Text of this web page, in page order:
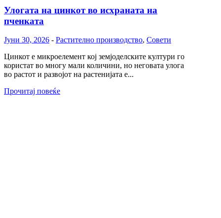
Улогата на цинкот во исхраната на
пченката
Јуни 30, 2026 - Растително производство, Совети
Цинкот е микроелемент кој земјоделските култури го
користат во многу мали количини, но неговата улога
во растот и развојот на растенијата е...
Прочитај повеќе